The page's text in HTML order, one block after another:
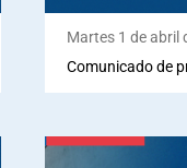
Martes 1 de abril
Comunicado de